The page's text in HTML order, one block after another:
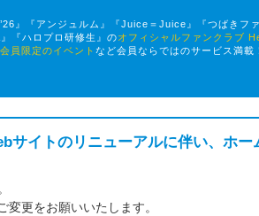
’26』『アンジュルム』『Juice＝Juice』『つばきフ
『ハロプロ研修生』のオフィシャルファンクラブ
会員限定のイベント など会員ならではのサービス満載！
イトのリニューアルに伴い、ホー
更をお願いいたします。